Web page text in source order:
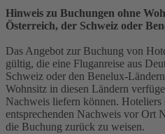
Hinweis zu Buchungen ohne
Österreich, der Schweiz oder
Das Angebot zur Buchung von
gültig, die eine Fluganreise aus
Schweiz oder den Benelux-
Wohnsitz in diesen Ländern
Nachweis liefern können. Hoteliers
entsprechenden Nachweis vor Ort
die Buchung zurück zu weisen.